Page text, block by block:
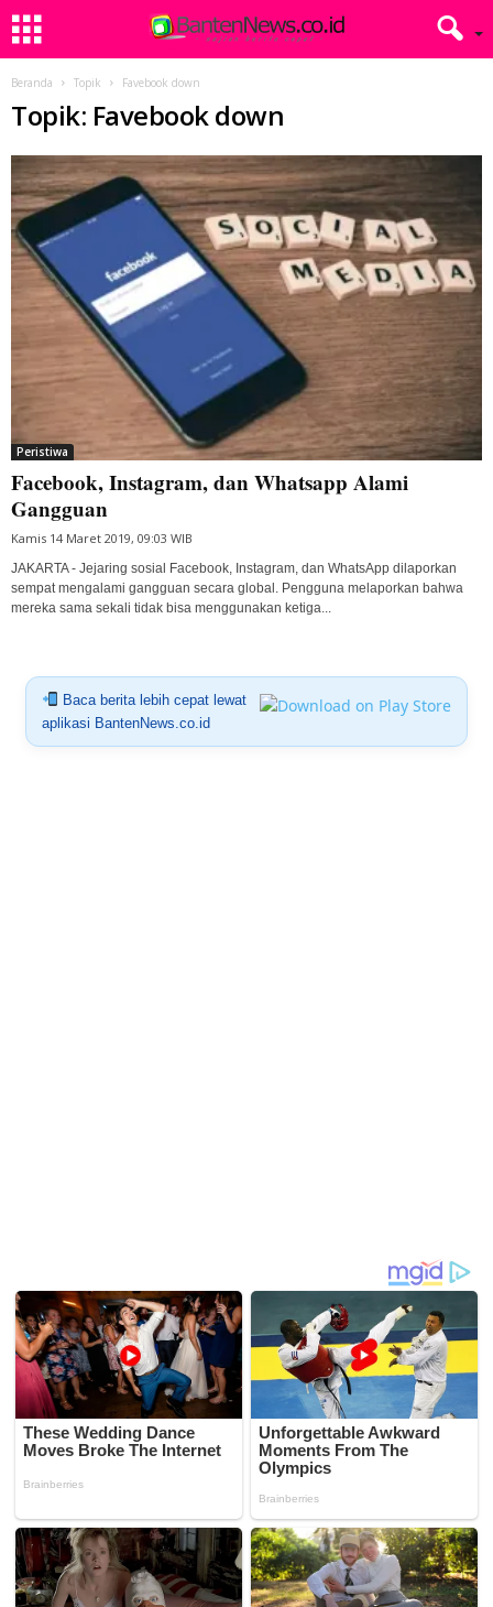
Beranda Topik Favebook down
Topik: Favebook down
Peristiwa
Facebook, Instagram, dan Whatsapp Alami
Gangguan
Kamis 14 Maret 2019, 09:03 WIB
JAKARTA - Jejaring sosial Facebook, Instagram, dan WhatsApp dilaporkan
sempat mengalami gangguan secara global. Pengguna melaporkan bahwa
mereka sama sekali tidak bisa menggunakan ketiga...
Baca berita lebih cepat lewat
aplikasi BantenNews.co.id